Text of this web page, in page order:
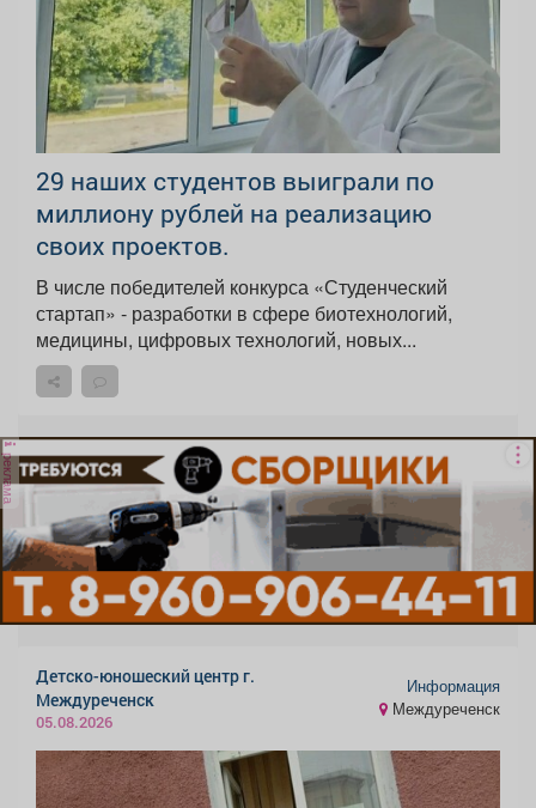
29 наших студентов выиграли по
миллиону рублей на реализацию
своих проектов.
В числе победителей конкурса «Студенческий
стартап» - разработки в сфере биотехнологий,
медицины, цифровых технологий, новых...
реклама
Детско-юношеский центр г.
Междуреченск
05.08.2026
Информация
Междуреченск